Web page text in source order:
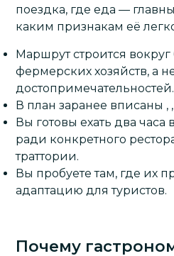
поездка, где еда —
каким признакам её
Маршрут строится
фермерских хозяйств, а
достопримечательностей.
В план заранее вписаны ,
Вы готовы ехать два часа
ради конкретного
траттории.
Вы пробуете там, где их
адаптацию для туристов.
Почему